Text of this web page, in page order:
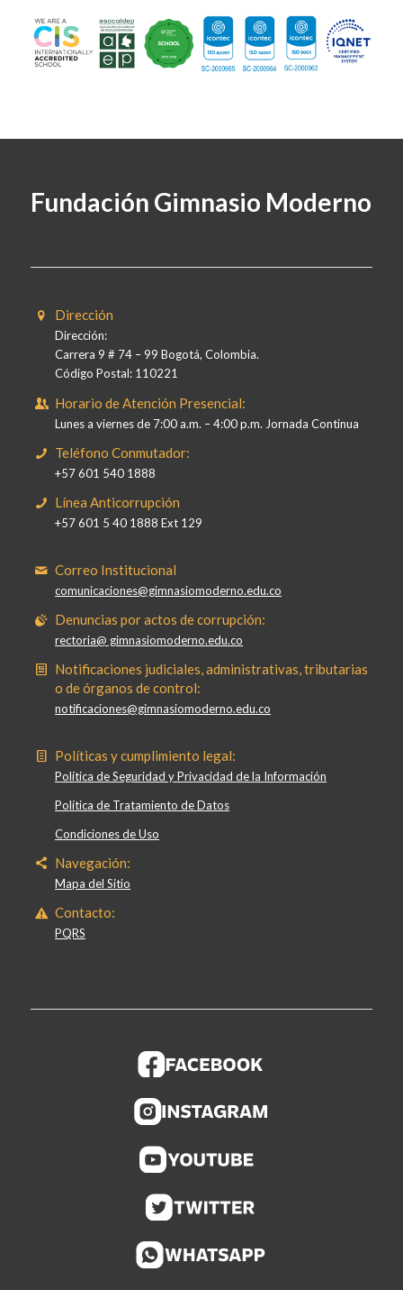
Fundación Gimnasio Moderno
Dirección
Dirección:
Carrera 9 # 74 – 99 Bogotá, Colombia.
Código Postal: 110221
Horario de Atención Presencial:
Lunes a viernes de 7:00 a.m. – 4:00 p.m. Jornada Continua
Teléfono Conmutador:
+57 601 540 1888
Línea Anticorrupción
+57 601 5 40 1888 Ext 129
Correo Institucional
comunicaciones@gimnasiomoderno.edu.co
Denuncias por actos de corrupción:
rectoria@ gimnasiomoderno.edu.co
Notificaciones judiciales, administrativas, tributarias
o de órganos de control:
notificaciones@gimnasiomoderno.edu.co
Políticas y cumplimiento legal:
Política de Seguridad y Privacidad de la Información
Política de Tratamiento de Datos
Condiciones de Uso
Navegación:
Mapa del Sitio
Contacto:
PQRS